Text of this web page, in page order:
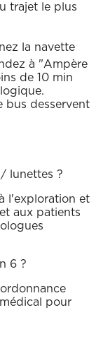
trajet le plus
la navette
à "Ampère
de 10 min
bus desservent
lunettes ?
l'exploration et
aux patients
6 ?
pour